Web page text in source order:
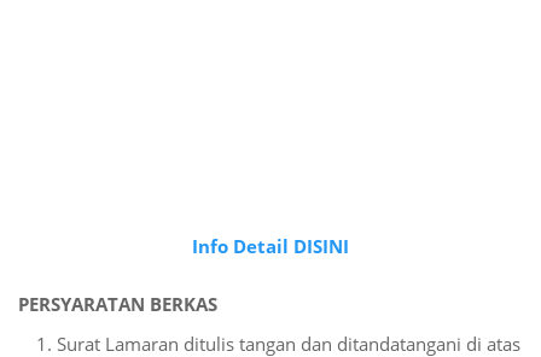
Info Detail DISINI
PERSYARATAN BERKAS
Surat Lamaran ditulis tangan dan ditandatangani di atas